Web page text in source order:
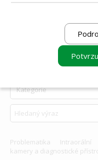
Problematika
Intraorální
kamery a diagnostické